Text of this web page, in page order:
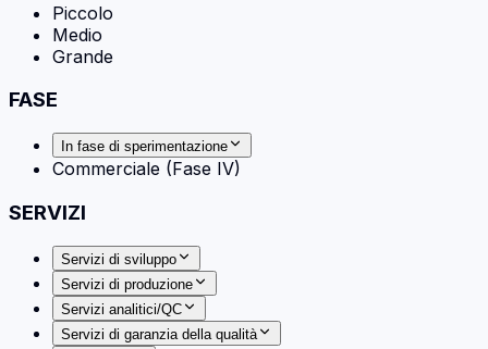
Piccolo
Medio
Grande
FASE
In fase di sperimentazione
Commerciale (Fase IV)
SERVIZI
Servizi di sviluppo
Servizi di produzione
Servizi analitici/QC
Servizi di garanzia della qualità